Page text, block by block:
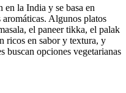
en la India y se basa en
Algunos platos
el paneer tikka, el palak
ricos en sabor y textura, y
buscan opciones vegetarianas